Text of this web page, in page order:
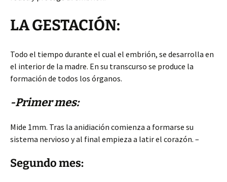
LA GESTACIÓN:
Todo el tiempo durante el cual el embrión, se desarrolla en
el interior de la madre. En su transcurso se produce la
formación de todos los órganos.
-Primer mes:
Mide 1mm. Tras la anidiación comienza a formarse su
sistema nervioso y al final empieza a latir el corazón. –
Segundo mes: